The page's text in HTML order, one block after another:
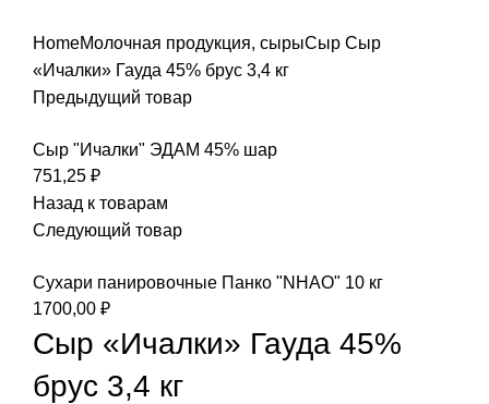
HomeМолочная продукция, сырыСыр Сыр
«Ичалки» Гауда 45% брус 3,4 кг
Предыдущий товар
Сыр "Ичалки" ЭДАМ 45% шар
751,25 ₽
Назад к товарам
Следующий товар
Сухари панировочные Панко "NHAO" 10 кг
1700,00 ₽
Сыр «Ичалки» Гауда 45%
брус 3,4 кг